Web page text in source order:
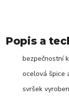
Popis a
bezpečnostní
ocelová špice
svršek